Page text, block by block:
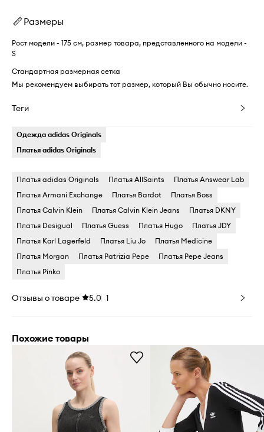
Размеры
Рост модели - 175 см, размер товара, представленного на модели -
S
Стандартная размерная сетка
Мы рекомендуем выбирать тот размер, который Вы обычно носите.
Теги
Одежда adidas Originals
Платья adidas Originals
Платья adidas Originals Платья AllSaints
Платья Answear Lab
Платья Armani Exchange
Платья Bardot
Платья Boss
Платья Calvin Klein
Платья Calvin Klein Jeans
Платья DKNY
Платья Desigual
Платья Guess Платья Hugo
Платья JDY
Платья Karl Lagerfeld
Платья Liu Jo
Платья Medicine
Платья Morgan
Платья Patrizia Pepe
Платья Pepe Jeans
Платья Pinko
Отзывы о товаре 5.0 1
Похожие товары